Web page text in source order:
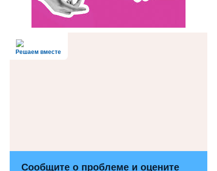
Решаем вместе
Сообщите о проблеме и оцените